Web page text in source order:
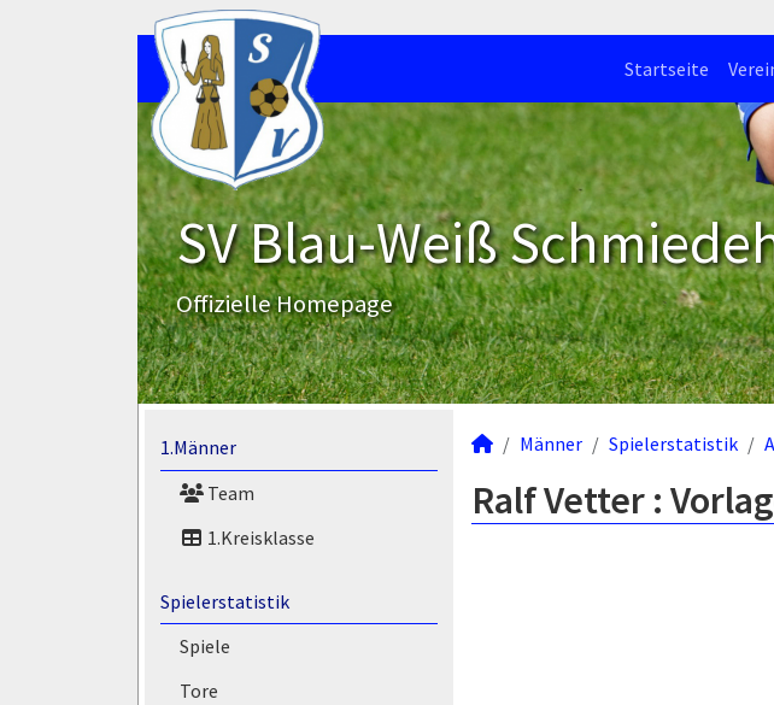
Startseite
SV Blau-Weiß
Offizielle Homepage
1.Männer
Team
1.Kreisklasse
Spielerstatistik
Spiele
Tore
Männer Spielerstatistik
Ralf Vetter :